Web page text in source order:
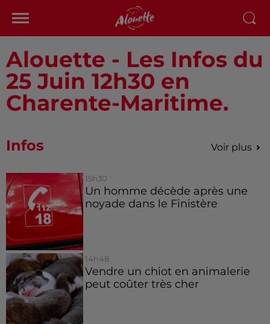
Alouette - Les Infos du
25 Juin 12h30 en
Charente-Maritime.
Infos Voir plus
15h30
Un homme décède après une
noyade dans le Finistère
14h48
Vendre un chiot en animalerie
peut coûter très cher